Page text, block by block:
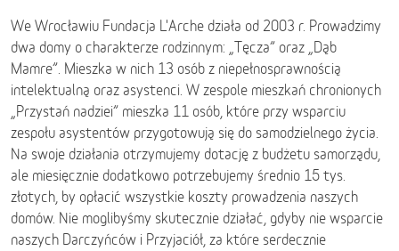
We Wrocławiu Fundacja L'Arche działa od 2003 r. Prowadzimy
dwa domy o charakterze rodzinnym: „Tęcza” oraz „Dąb
Mamre”. Mieszka w nich 13 osób z niepełnosprawnością
intelektualną oraz asystenci. W zespole mieszkań chronionych
„Przystań nadziei” mieszka 11 osób, które przy wsparciu
zespołu asystentów przygotowują się do samodzielnego życia.
Na swoje działania otrzymujemy dotację z budżetu samorządu,
ale miesięcznie dodatkowo potrzebujemy średnio 15 tys.
złotych, by opłacić wszystkie koszty prowadzenia naszych
domów. Nie moglibyśmy skutecznie działać, gdyby nie wsparcie
naszych Darczyńców i Przyjaciół, za które serdecznie